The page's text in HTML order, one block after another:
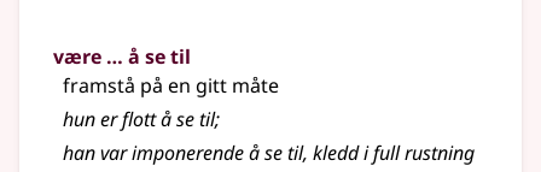
være … å se til
framstå på en gitt måte
hun er flott å se til;
han var imponerende å se til, kledd i full rustning